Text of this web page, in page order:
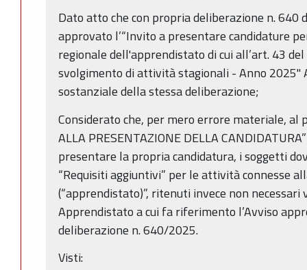
Dato atto che con propria deliberazione n. 640
approvato l’“Invito a presentare candidature
regionale dell'apprendistato di cui all’art. 43
svolgimento di attività stagionali - Anno
sostanziale della stessa deliberazione;
Considerato che, per mero errore materiale, al
ALLA PRESENTAZIONE DELLA
presentare la propria candidatura, i soggetti
“Requisiti aggiuntivi” per le attività connesse
(“apprendistato)”, ritenuti invece non
Apprendistato a cui fa riferimento l’Avviso
deliberazione n. 640/2025.
Visti: